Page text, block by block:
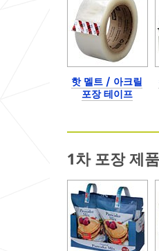
핫 멜트 / 아크릴
포장 테이프
1차 포장 제